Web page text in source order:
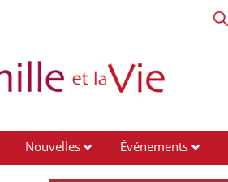
Nouvelles Événements